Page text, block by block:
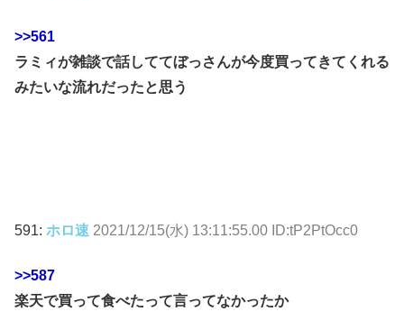
>>561
ラミィが雑談で話しててぼっさんが今度買ってきてくれる
みたいな流れだったと思う
591: ホロ速 2021/12/15(水) 13:11:55.00 ID:tP2PtOcc0
>>587
楽天で買って食べたって言ってなかったか